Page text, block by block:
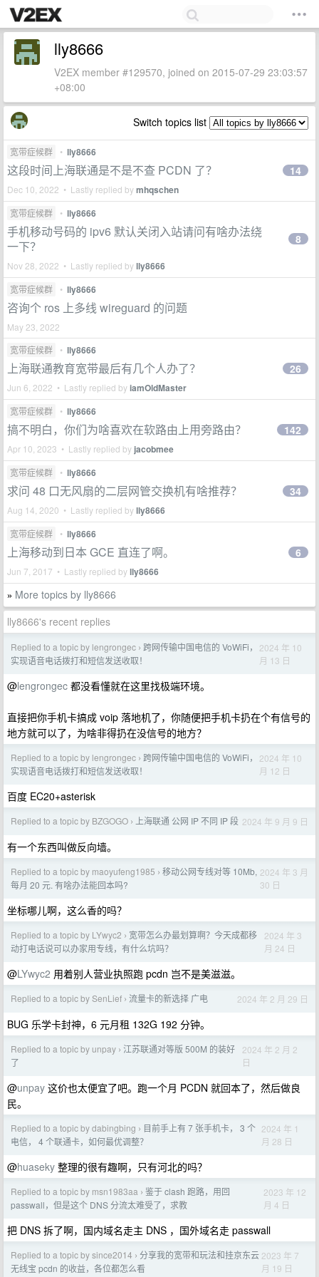
lly8666
V2EX member #129570, joined on 2015-07-29 23:03:57
+08:00
Switch topics list
宽带症候群 • lly8666
这段时间上海联通是不是不查 PCDN 了？
Dec 10, 2022 • Lastly replied bymhqschen
14
宽带症候群 • lly8666
手机移动号码的 ipv6 默认关闭入站请问有啥办法绕
一下？
Nov 28, 2022 • Lastly replied bylly8666
8
宽带症候群 • lly8666
咨询个 ros 上多线 wireguard 的问题
May 23, 2022
宽带症候群
• lly8666
上海联通教育宽带最后有几个人办了？
Jun 6, 2022 • Lastly replied byiamOldMaster
26
宽带症候群 • lly8666
搞不明白，你们为啥喜欢在软路由上用旁路由？
Apr 10, 2023 • Lastly replied by jacobmee
142
宽带症候群 • lly8666
求问 48 口无风扇的二层网管交换机有啥推荐？
Aug 14, 2020 • Lastly replied bylly8666
34
宽带症候群 • lly8666
上海移动到日本 GCE 直连了啊。
Jun 7, 2017 • Lastly replied bylly8666
6
» More topics by lly8666
lly8666's recent replies
Replied to a topic by lengrongec › 跨网传输中国电信的 VoWiFi，
实现语音电话拨打和短信发送收取！
2024 年 10
月 13 日
@lengrongec 都没看懂就在这里找极端环境。
直接把你手机卡搞成 voip 落地机了，你随便把手机卡扔在个有信号的
地方就可以了，为啥非得扔在没信号的地方？
Replied to a topic by lengrongec › 跨网传输中国电信的 VoWiFi，
实现语音电话拨打和短信发送收取！
2024 年 10
月 12 日
百度 EC20+asterisk
Replied to a topic by BZGOGO › 上海联通 公网 IP 不同 IP 段 2024 年 9 月 9 日
有一个东西叫做反向墙。
Replied to a topic by maoyufeng1985 › 移动公网专线对等 10Mb,
每月 20 元. 有啥办法能回本吗?
2024 年 3 月
30 日
坐标哪儿啊，这么香的吗？
Replied to a topic by LYwyc2 › 宽带怎么办最划算啊？今天成都移
动打电话说可以办家用专线，有什么坑吗？
2024 年 3
月 24 日
@LYwyc2 用着别人营业执照跑 pcdn 岂不是美滋滋。
Replied to a topic by SenLief › 流量卡的新选择 广电 2024 年 2 月 29 日
BUG 乐学卡封神，6 元月租 132G 192 分钟。
Replied to a topic by unpay › 江苏联通对等版 500M 的装好
了
2024 年 2 月 2
日
@unpay 这价也太便宜了吧。跑一个月 PCDN 就回本了，然后做良
民。
Replied to a topic by dabingbing › 目前手上有 7 张手机卡， 3 个
电信， 4 个联通卡，如何最优调整？
2024 年 1
月 28 日
@huaseky 整理的很有趣啊，只有河北的吗？
Replied to a topic by msn1983aa › 鉴于 clash 跑路，用回
passwall，但是这个 DNS 分流太难受了，求教
2023 年 12
月 4 日
把 DNS 拆了啊，国内域名走主 DNS ，国外域名走 passwall
Replied to a topic by since2014 › 分享我的宽带和玩法和挂京东云
无线宝 pcdn 的收益，各位都怎么看
2023 年 7
月 19 日